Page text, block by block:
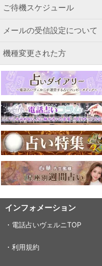
ご待機スケジュール
メールの受信設定について
機種変更された方
インフォメーション
・電話占いヴェルニTOP
・利用規約